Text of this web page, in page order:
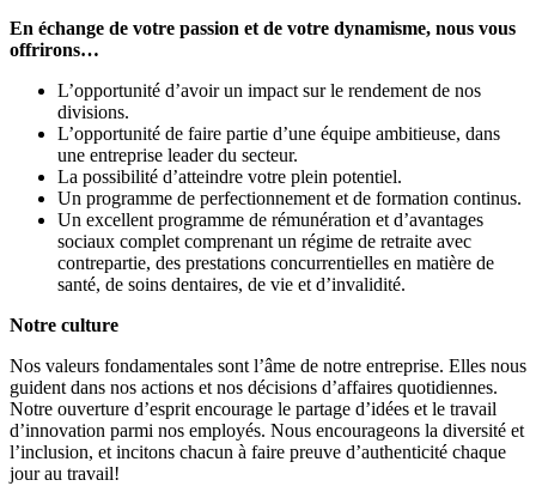
En échange de votre passion et de votre dynamisme, nous vous
offrirons…
L’opportunité d’avoir un impact sur le rendement de nos
divisions.
L’opportunité de faire partie d’une équipe ambitieuse, dans
une entreprise leader du secteur.
La possibilité d’atteindre votre plein potentiel.
Un programme de perfectionnement et de formation continus.
Un excellent programme de rémunération et d’avantages
sociaux complet comprenant un régime de retraite avec
contrepartie, des prestations concurrentielles en matière de
santé, de soins dentaires, de vie et d’invalidité.
Notre culture
Nos valeurs fondamentales sont l’âme de notre entreprise. Elles nous
guident dans nos actions et nos décisions d’affaires quotidiennes.
Notre ouverture d’esprit encourage le partage d’idées et le travail
d’innovation parmi nos employés. Nous encourageons la diversité et
l’inclusion, et incitons chacun à faire preuve d’authenticité chaque
jour au travail!